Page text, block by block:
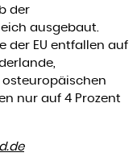
der
ausgebaut.
der EU entfallen auf
osteuropäischen
nur auf 4 Prozent